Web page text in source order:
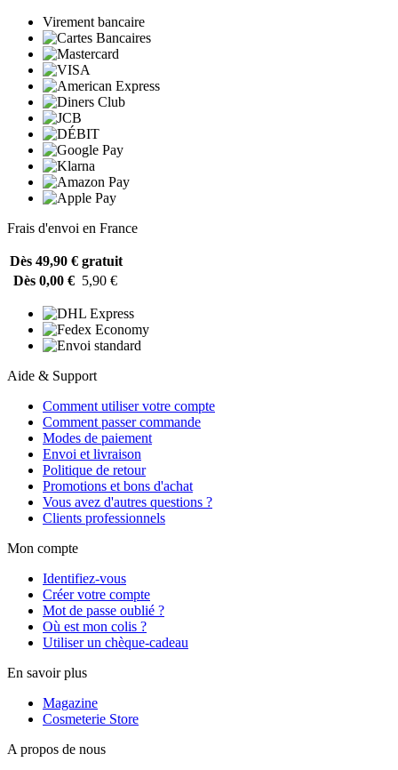
Virement bancaire
Frais d'envoi en France
Dès 49,90 € gratuit
Dès 0,00 € 5,90 €
Aide & Support
Comment utiliser votre compte
Comment passer commande
Modes de paiement
Envoi et livraison
Politique de retour
Promotions et bons d'achat
Vous avez d'autres questions ?
Clients professionnels
Mon compte
Identifiez-vous
Créer votre compte
Mot de passe oublié ?
Où est mon colis ?
Utiliser un chèque-cadeau
En savoir plus
Magazine
Cosmeterie Store
A propos de nous